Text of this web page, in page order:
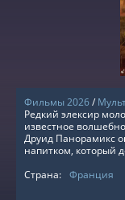
Фильмы 2026/
Редкий элексир
известное
Друид Панорамикс
напитком, который
Страна: Франция